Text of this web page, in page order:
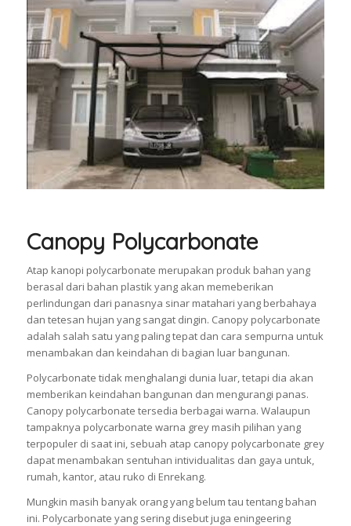
Canopy Polycarbonate
Atap kanopi polycarbonate merupakan produk bahan yang
berasal dari bahan plastik yang akan memeberikan
perlindungan dari panasnya sinar matahari yang berbahaya
dan tetesan hujan yang sangat dingin. Canopy polycarbonate
adalah salah satu yang paling tepat dan cara sempurna untuk
menambakan dan keindahan di bagian luar bangunan.
Polycarbonate tidak menghalangi dunia luar, tetapi dia akan
memberikan keindahan bangunan dan mengurangi panas.
Canopy polycarbonate tersedia berbagai warna. Walaupun
tampaknya polycarbonate warna grey masih pilihan yang
terpopuler di saat ini, sebuah atap canopy polycarbonate grey
dapat menambakan sentuhan intividualitas dan gaya untuk,
rumah, kantor, atau ruko di Enrekang.
Mungkin masih banyak orang yang belum tau tentang bahan
ini. Polycarbonate yang sering disebut juga eningeering